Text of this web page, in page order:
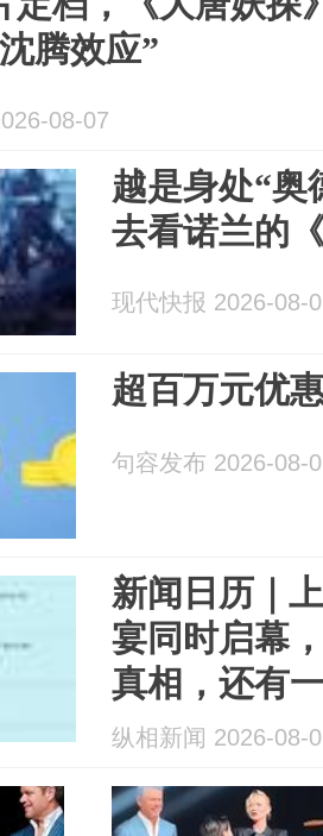
腾效应”
08-07
越是身处“奥
去看诺兰的
现代快报 2026-08-
超百万元优
句容发布 2026-08-
新闻日历｜
宴同时启幕
真相，还有
等你，下周
纵相新闻 2026-08-